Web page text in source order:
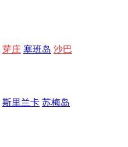
芽庄 塞班岛 沙巴
斯里兰卡 苏梅岛